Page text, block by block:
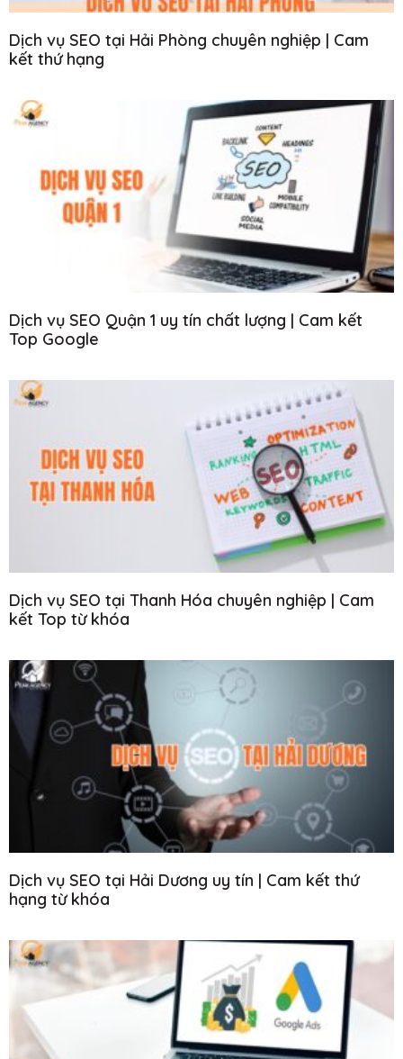
Dịch vụ SEO tại Hải Phòng chuyên nghiệp | Cam
kết thứ hạng
Dịch vụ SEO Quận 1 uy tín chất lượng | Cam kết
Top Google
Dịch vụ SEO tại Thanh Hóa chuyên nghiệp | Cam
kết Top từ khóa
Dịch vụ SEO tại Hải Dương uy tín | Cam kết thứ
hạng từ khóa